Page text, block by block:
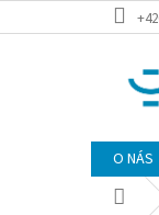
na
O NÁS